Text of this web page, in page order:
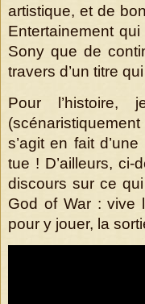
artistique, et de
Entertainement
Sony que de
travers d’un titre
Pour
(scénaristiquement
s’agit en fait
tue ! D’ailleurs,
discours sur ce
God of War : vive
pour y jouer, la